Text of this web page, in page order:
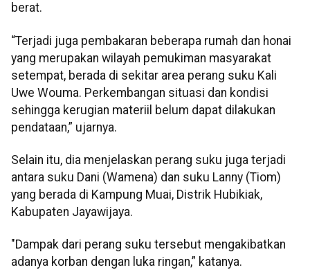
berat.
“Terjadi juga pembakaran beberapa rumah dan honai
yang merupakan wilayah pemukiman masyarakat
setempat, berada di sekitar area perang suku Kali
Uwe Wouma. Perkembangan situasi dan kondisi
sehingga kerugian materiil belum dapat dilakukan
pendataan,” ujarnya.
Selain itu, dia menjelaskan perang suku juga terjadi
antara suku Dani (Wamena) dan suku Lanny (Tiom)
yang berada di Kampung Muai, Distrik Hubikiak,
Kabupaten Jayawijaya.
"Dampak dari perang suku tersebut mengakibatkan
adanya korban dengan luka ringan,” katanya.